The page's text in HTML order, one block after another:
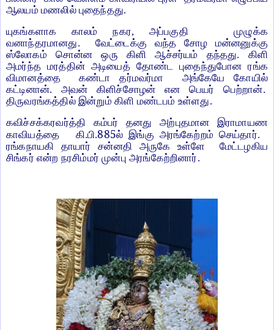
ஆலயம் மணலில் புதைந்தது.
யுகங்களாக காலம் நகர, அப்பகுதி முழுக்க
வனாந்தரமானது. வேட்டைக்கு வந்த சோழ மன்னனுக்கு
ஸ்லோகம் சொன்ன ஒரு கிளி ஆச்சர்யம் தந்தது. கிளி
அமர்ந்த மரத்தின் அடியைத் தோண்ட புதைந்துபோன ரங்க
விமானத்தை கண்டா தர்மவர்மா அங்கேயே கோயில்
கட்டினான். அவன் கிளிச்சோழன் என பெயர் பெற்றான்.
திருவரங்கத்தில் இன்றும் கிளி மண்டபம் உள்ளது.
கவிச்சக்கரவர்த்தி கம்பர் தனது அற்புதமான இராமாயண
காவியத்தை கி.பி.885ல் இங்கு அரங்கேற்றம் செய்தார்.
ரங்கநாயகி தாயார் சன்னதி அருகே உள்ளே மேட்டழகிய
சிங்கர் என்ற நரசிம்மர் முன்பு அரங்கேற்றினார்.